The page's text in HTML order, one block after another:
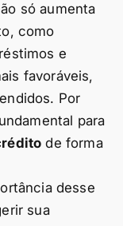
só aumenta
como
e
favoráveis,
Por
para
de forma
desse
sua